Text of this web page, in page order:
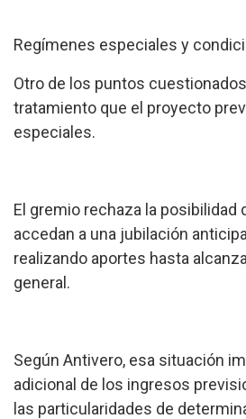
Regímenes especiales y
Otro de los puntos cuestionados
tratamiento que el proyecto
especiales.
El gremio rechaza la posibilidad
accedan a una jubilación
realizando aportes hasta
general.
Según Antivero, esa situación
adicional de los ingresos
las particularidades de